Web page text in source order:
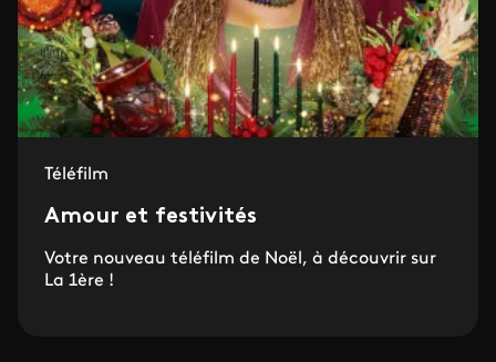
Téléfilm
Amour et festivités
Votre nouveau téléfilm de Noël, à découvrir sur
La 1ère !